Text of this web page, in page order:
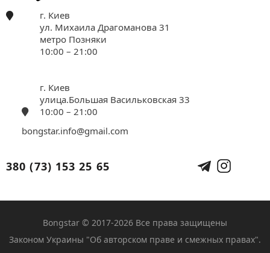
г. Киев
ул. Михаила Драгоманова 31
метро Позняки
10:00 – 21:00
г. Киев
улица.Большая Васильковская 33
10:00 – 21:00
bongstar.info@gmail.com
380 (73) 153 25 65
Bongstar © 2017-2026 Все права защищены
Законом Украины "Об авторском праве и смежных правах".